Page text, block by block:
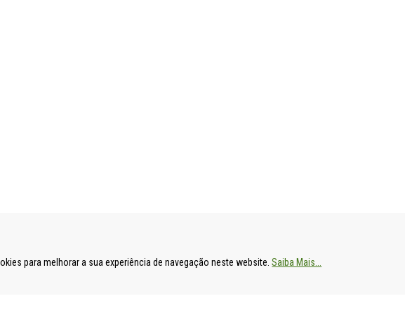
para melhorar a sua experiência de navegação neste website.Saiba Mais...
DE LISBOA OCIDENTAL
HOSPITAL DE S. FRANCISCO XAVIER